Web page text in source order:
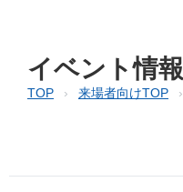
イベント情報
TOP › 来場者向けTOP ›